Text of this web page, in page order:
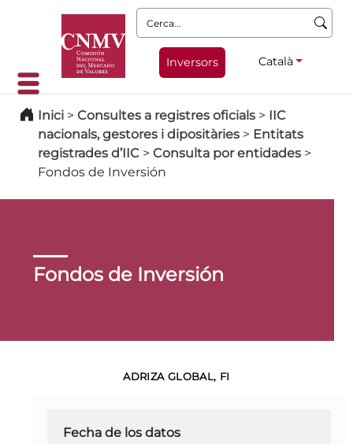
Cerca:
Inversors Català
Inici > Consultes a registres oficials > IIC
nacionals, gestores i dipositàries > Entitats
registrades d’IIC > Consulta por entidades >
Fondos de Inversión
Fondos de Inversión
ADRIZA GLOBAL, FI
Fecha de los datos